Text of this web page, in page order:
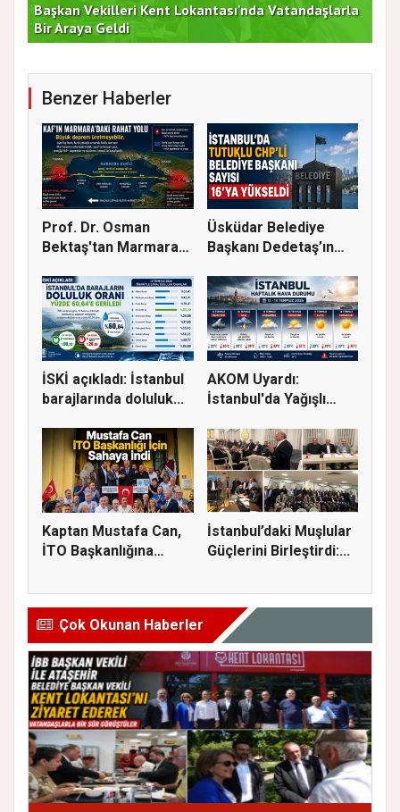
Başkan Vekilleri Kent Lokantası'nda Vatandaşlarla
Bir Araya Geldi
Benzer Haberler
Prof. Dr. Osman
Bektaş'tan Marmara
Üsküdar Belediye
Başkanı Dedetaş’ın
İSKİ açıkladı: İstanbul
barajlarında doluluk...
AKOM Uyardı:
İstanbul'da Yağışlı
Kaptan Mustafa Can,
İTO Başkanlığına
İstanbul’daki Muşlular
Güçlerini Birleştirdi:...
Çok Okunan Haberler